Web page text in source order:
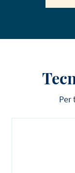
Per